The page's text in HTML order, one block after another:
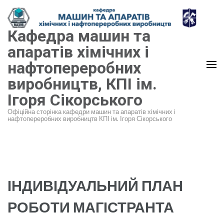
Перейти
до
вмісту
(натисніть
Enter)
Кафедра машин та
апаратів хімічних і
нафтопереробних
виробництв, КПІ ім.
Ігоря Сікорського
Офіційна сторінка кафедри машин та апаратів хімічних і
нафтопереробних виробництв КПІ ім. Ігоря Сікорського
ІНДИВІДУАЛЬНИЙ ПЛАН
РОБОТИ МАГІСТРАНТА